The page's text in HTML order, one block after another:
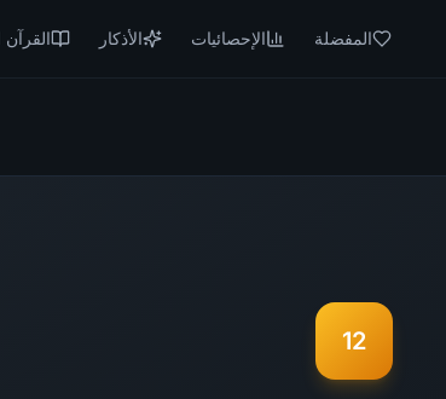
المفضلة الإحصائيات الأذكار
12